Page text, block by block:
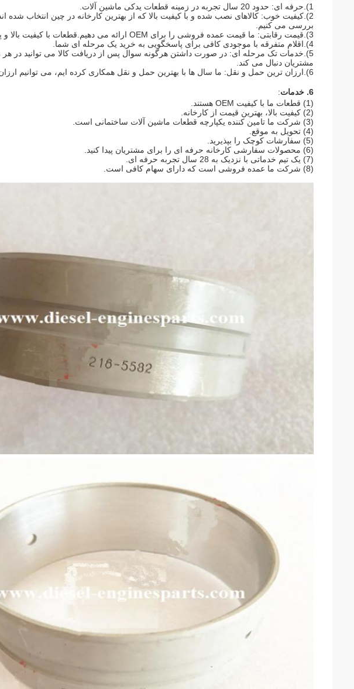
1).حرفه ای: حدود 20 سال تجربه در زمینه قطعات یدکی ماشین آلات.
2).کیفیت خوب: کالاهای نصب شده و با کیفیت بالا که از بهترین کارخانه در چین انتخاب شده
بررسی می کنیم.
3).قیمت رقابتی: ما قیمت عمده فروشی را برای OEM ارائه می دهیم.قطعات با کیفیت بالا و پس از فروش
4).اقلام متفرقه با موجودی کافی برای پاسخگویی به خرید یک مرحله ای شما.
5).خدمات تک مرحله ای: در صورت داشتن هرگونه سوال پس از دریافت کالا می توانید در هر
مشتریان دنبال می کند.
6).ارزان ترین حمل و نقل: ما سال ها با بهترین حمل و نقل همکاری کرده ایم، می توانیم ارزان ترین راه حمل و نقل را برای شما نقل کنیم.
6. خدمات
:
(1) قطعات ما با کیفیت OEM هستند.
(2) کیفیت بالا، بهترین قیمت از کارخانه.
(3) شرکت ما تامین کننده یکپارچه قطعات ماشین آلات ساختمانی است.
(4) تحویل به موقع.
(5) سفارشات کوچک را بپذیرید.
(6) محصولات سفارشی کارخانه حرفه ای را برای مشتریان پیدا کنید.
(7) یک تیم خدماتی با نزدیک به 28 سال تجربه حرفه ای.
(8) شرکت ما عمده فروشی است که دارای سهام کافی است.